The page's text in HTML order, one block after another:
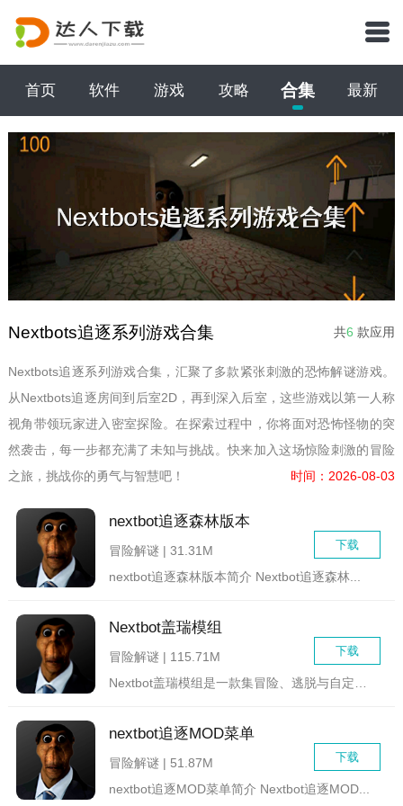
首页 软件 游戏 攻略 合集 最新
Nextbots追逐系列游戏合集 共6 款应用
Nextbots追逐系列游戏合集，汇聚了多款紧张刺激的恐怖解谜游戏。
从Nextbots追逐房间到后室2D，再到深入后室，这些游戏以第一人称
视角带领玩家进入密室探险。在探索过程中，你将面对恐怖怪物的突
然袭击，每一步都充满了未知与挑战。快来加入这场惊险刺激的冒险
之旅，挑战你的勇气与智慧吧！
时间：2026-08-03
nextbot追逐森林版本
下载
冒险解谜 | 31.31M
nextbot追逐森林版本简介 Nextbot追逐森林...
Nextbot盖瑞模组
下载
冒险解谜 | 115.71M
Nextbot盖瑞模组是一款集冒险、逃脱与自定义模组于一体的...
nextbot追逐MOD菜单
下载
冒险解谜 | 51.87M
nextbot追逐MOD菜单简介 Nextbot追逐MOD...